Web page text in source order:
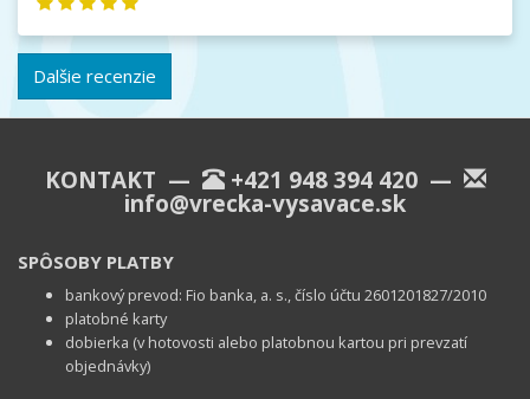
Dalšie recenzie
KONTAKT — +421 948 394 420—
info@vrecka-vysavace.sk
SPÔSOBY PLATBY
bankový prevod: Fio banka, a. s., číslo účtu 2601201827/2010
platobné karty
dobierka (v hotovosti alebo platobnou kartou pri prevzatí
objednávky)